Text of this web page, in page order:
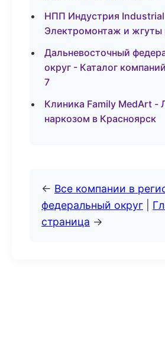
НПП Индустрия
Электромонтаж и жгуты
Дальневосточный
округ - Каталог
7
Клиника Family MedArt -
наркозом в Красноярск
← Все компании в
федеральный округ
страница →